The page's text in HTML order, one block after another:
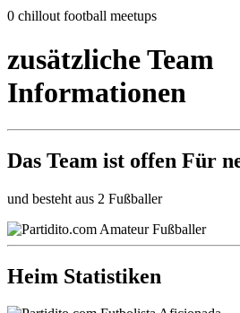
0 chillout football meetups
zusätzliche Team
Informationen
Das Team ist offen Für
und besteht aus 2 Fußballer
Heim Statistiken